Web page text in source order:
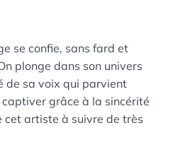
se confie, sans fard et
plonge dans son univers
de sa voix qui parvient
grâce à la sincérité
cet artiste à suivre de très